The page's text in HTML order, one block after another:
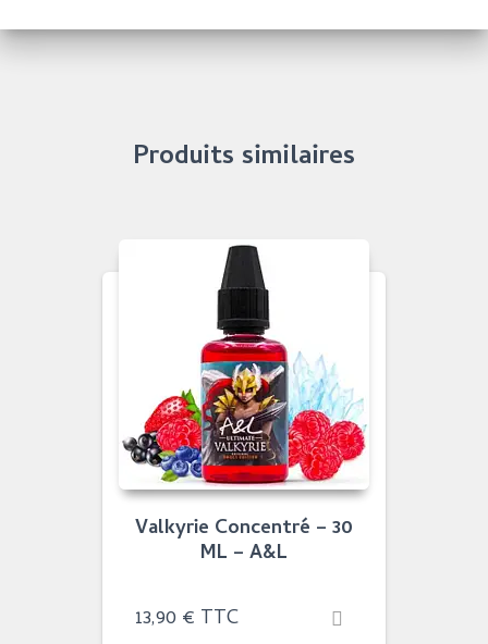
Produits similaires
Valkyrie Concentré – 30
ML – A&L
13,90 € TTC